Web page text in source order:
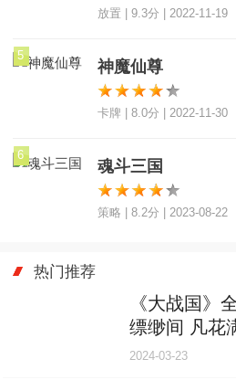
放置 | 9.3分 | 2022-11-19
5
神魔仙尊
卡牌 | 8.0分 | 2022-11-30
6
魂斗三国
策略 | 8.2分 | 2023-08-22
热门推荐
《大战国》
缥缈间 凡花
2024-03-23